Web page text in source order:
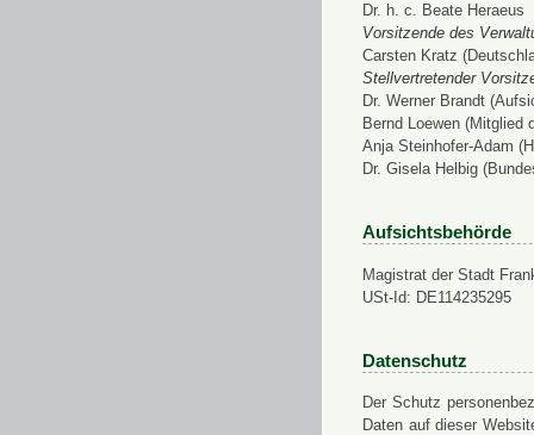
Dr. h. c. Beate Heraeus
Vorsitzende des
Carsten Kratz
Stellvertretender
Dr. Werner Brandt
Bernd Loewen (Mitglied
Anja Steinhofer-Adam
Dr. Gisela Helbig
Aufsichtsbehörde
Magistrat der Stadt
USt-Id: DE114235295
Datenschutz
Der Schutz
Daten auf dieser